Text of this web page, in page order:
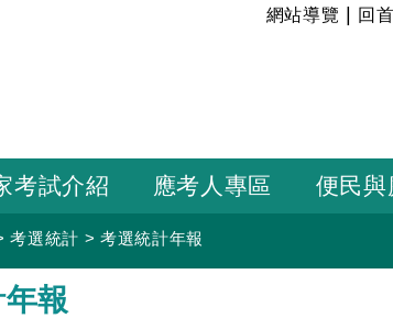
:::
網站導覽 回
考試介紹 應考人專區 便民與
考選統計 >考選統計年報
報